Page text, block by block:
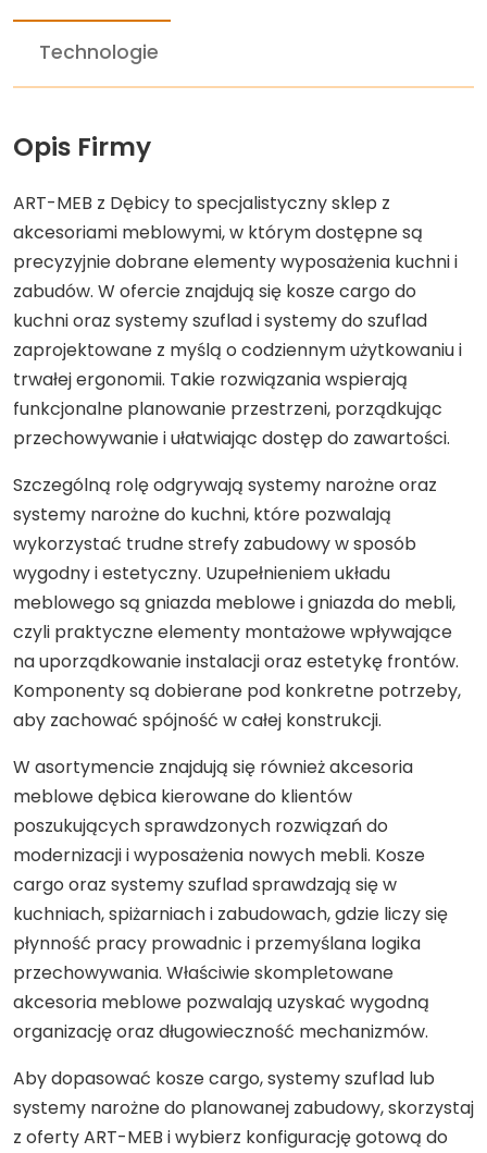
Technologie
Opis Firmy
ART-MEB z Dębicy to specjalistyczny sklep z
akcesoriami meblowymi, w którym dostępne są
precyzyjnie dobrane elementy wyposażenia kuchni i
zabudów. W ofercie znajdują się kosze cargo do
kuchni oraz systemy szuflad i systemy do szuflad
zaprojektowane z myślą o codziennym użytkowaniu i
trwałej ergonomii. Takie rozwiązania wspierają
funkcjonalne planowanie przestrzeni, porządkując
przechowywanie i ułatwiając dostęp do zawartości.
Szczególną rolę odgrywają systemy narożne oraz
systemy narożne do kuchni, które pozwalają
wykorzystać trudne strefy zabudowy w sposób
wygodny i estetyczny. Uzupełnieniem układu
meblowego są gniazda meblowe i gniazda do mebli,
czyli praktyczne elementy montażowe wpływające
na uporządkowanie instalacji oraz estetykę frontów.
Komponenty są dobierane pod konkretne potrzeby,
aby zachować spójność w całej konstrukcji.
W asortymencie znajdują się również akcesoria
meblowe dębica kierowane do klientów
poszukujących sprawdzonych rozwiązań do
modernizacji i wyposażenia nowych mebli. Kosze
cargo oraz systemy szuflad sprawdzają się w
kuchniach, spiżarniach i zabudowach, gdzie liczy się
płynność pracy prowadnic i przemyślana logika
przechowywania. Właściwie skompletowane
akcesoria meblowe pozwalają uzyskać wygodną
organizację oraz długowieczność mechanizmów.
Aby dopasować kosze cargo, systemy szuflad lub
systemy narożne do planowanej zabudowy, skorzystaj
z oferty ART-MEB i wybierz konfigurację gotową do